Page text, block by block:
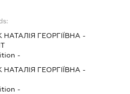
ГЕОРГІЇВНА -
-
ГЕОРГІЇВНА -
-